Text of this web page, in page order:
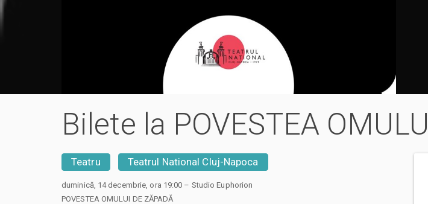
Bilete la POVESTEA
Teatru Teatrul National Cluj-Napoca
duminică, 14 decembrie, ora 19:00 – Studio Euphorion
POVESTEA OMULUI DE ZĂPADĂ